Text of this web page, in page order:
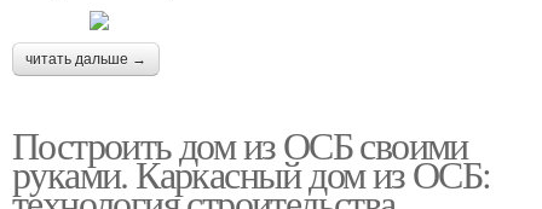
читать дальше →
Построить дом из ОСБ своими
руками. Каркасный дом из ОСБ: